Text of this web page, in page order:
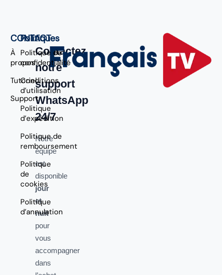
CONTACT
À
propos
Tutoriel
Support
Politiques
Politique de
confidentialité
Conditions
d’utilisation
Politique
d’expédition
Politique de
remboursement
Politique
de
cookies
Politique
d’annulation
Contactez
notre
support
WhatsApp
24/7
Notre
équipe
est
disponible
jour
et
nuit
pour
vous
accompagner
dans